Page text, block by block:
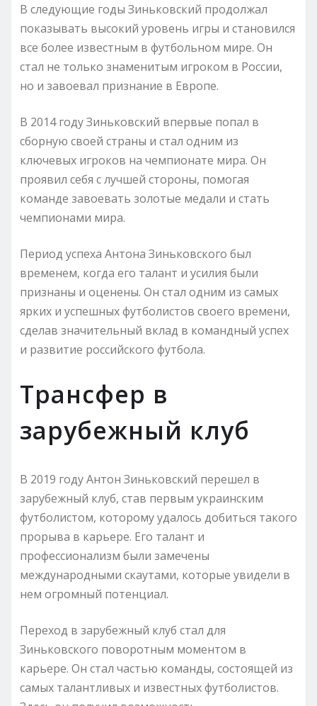
В следующие годы Зиньковский продолжал
показывать высокий уровень игры и становился
все более известным в футбольном мире. Он
стал не только знаменитым игроком в России,
но и завоевал признание в Европе.
В 2014 году Зиньковский впервые попал в
сборную своей страны и стал одним из
ключевых игроков на чемпионате мира. Он
проявил себя с лучшей стороны, помогая
команде завоевать золотые медали и стать
чемпионами мира.
Период успеха Антона Зиньковского был
временем, когда его талант и усилия были
признаны и оценены. Он стал одним из самых
ярких и успешных футболистов своего времени,
сделав значительный вклад в командный успех
и развитие российского футбола.
Трансфер в
зарубежный клуб
В 2019 году Антон Зиньковский перешел в
зарубежный клуб, став первым украинским
футболистом, которому удалось добиться такого
прорыва в карьере. Его талант и
профессионализм были замечены
международными скаутами, которые увидели в
нем огромный потенциал.
Переход в зарубежный клуб стал для
Зиньковского поворотным моментом в
карьере. Он стал частью команды, состоящей из
самых талантливых и известных футболистов.